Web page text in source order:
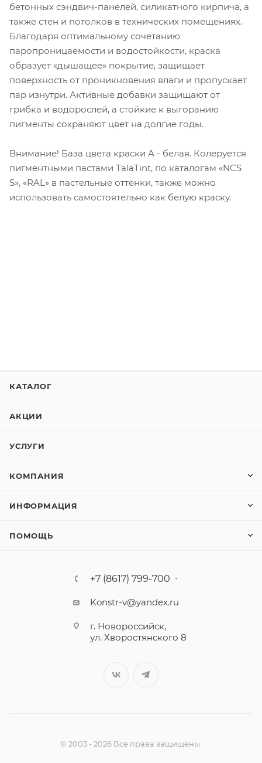
бетонных сэндвич-панелей, силикатного кирпича, а
также стен и потолков в технических помещениях.
Благодаря оптимальному сочетанию
паропроницаемости и водостойкости, краска
образует «дышащее» покрытие, защищает
поверхность от проникновения влаги и пропускает
пар изнутри. Активные добавки защищают от
грибка и водорослей, а стойкие к выгоранию
пигменты сохраняют цвет на долгие годы.
Внимание! База цвета краски А - белая. Колеруется
пигментными пастами TalaTint, по каталогам «NCS
S», «RAL» в пастельные оттенки, также можно
использовать самостоятельно как белую краску.
КАТАЛОГ
АКЦИИ
УСЛУГИ
КОМПАНИЯ
ИНФОРМАЦИЯ
ПОМОЩЬ
+7 (8617) 799-700
Konstr-v@yandex.ru
г. Новороссийск,
ул. Хворостянского 8
© 2003 - 2026 Все права защищены.